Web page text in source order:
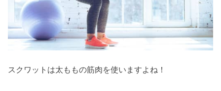
スクワットは太ももの筋肉を使いますよね！